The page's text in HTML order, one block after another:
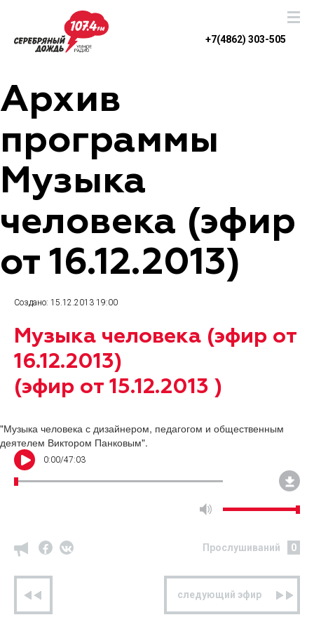
+7(4862) 303-505
Архив
программы
Музыка
человека (эфир
от 16.12.2013)
Создано: 15.12.2013 19:00
Музыка человека (эфир от
16.12.2013)
(эфир от 15.12.2013 )
"Музыка человека с дизайнером, педагогом и общественным
деятелем Виктором Панковым".
0:00/47:03
Прослушиваний 0
следующий эфир